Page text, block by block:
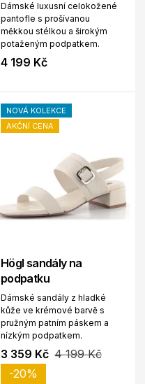
Dámské luxusní celokožené
pantofle s prošívanou
měkkou stélkou a širokým
potaženým podpatkem.
4 199 Kč
NOVÁ KOLEKCE
AKČNÍ CENA
Högl sandály na
podpatku
Dámské sandály z hladké
kůže ve krémové barvě s
pružným patním páskem a
nízkým podpatkem.
3 359 Kč 4 199 Kč
-20%